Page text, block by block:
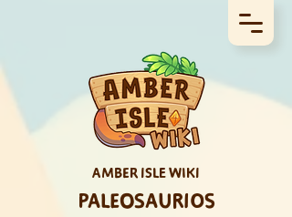
AMBER ISLE WIKI
PALEOSAURIOS